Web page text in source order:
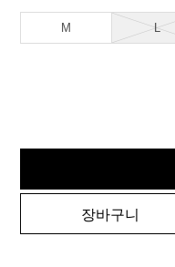
M L
장바구니